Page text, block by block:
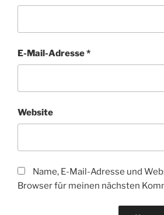
E-Mail-Adresse*
Website
Name, E-Mail-Adresse und
Browser für meinen nächsten